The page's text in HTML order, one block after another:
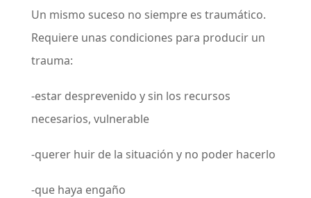
Un mismo suceso no siempre es traumático.
Requiere unas condiciones para producir un
trauma:
-estar desprevenido y sin los recursos
necesarios, vulnerable
-querer huir de la situación y no poder hacerlo
-que haya engaño